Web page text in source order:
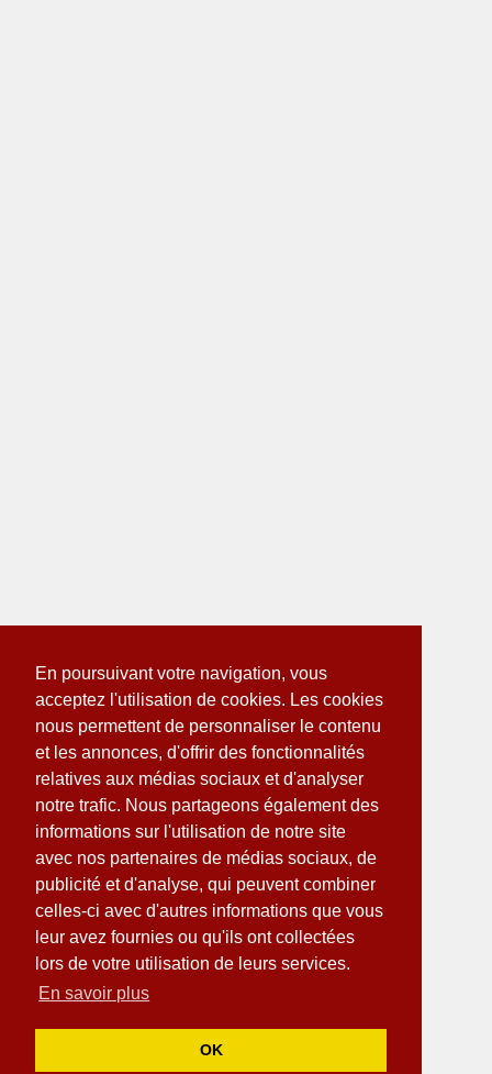
En poursuivant votre navigation, vous
acceptez l'utilisation de cookies. Les cookies
nous permettent de personnaliser le contenu
et les annonces, d'offrir des fonctionnalités
relatives aux médias sociaux et d'analyser
notre trafic. Nous partageons également des
informations sur l'utilisation de notre site
avec nos partenaires de médias sociaux, de
publicité et d'analyse, qui peuvent combiner
celles-ci avec d'autres informations que vous
leur avez fournies ou qu'ils ont collectées
lors de votre utilisation de leurs services.
En savoir plus
OK